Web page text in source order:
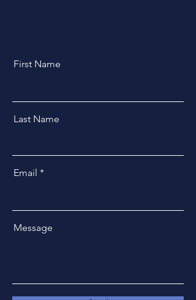
First Name
Last Name
Email
Message